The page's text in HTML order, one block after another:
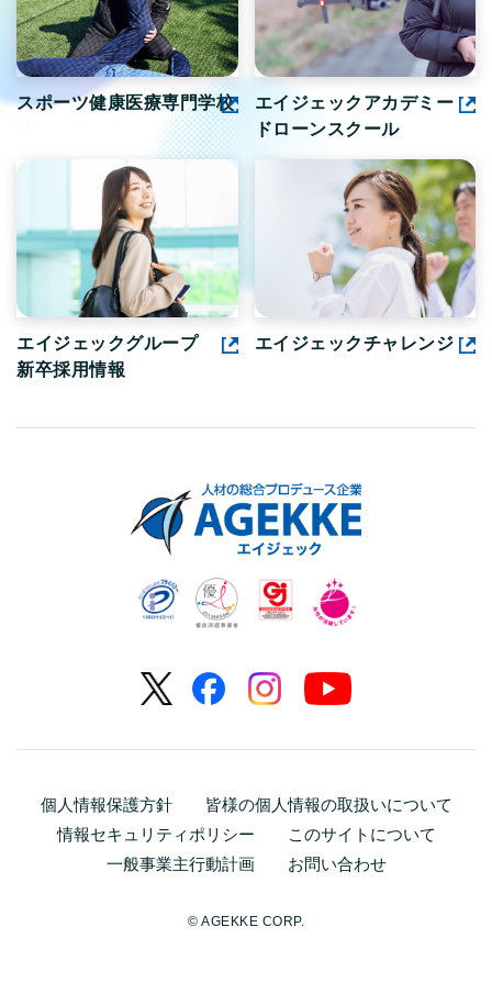
スポーツ健康医療専門学校
エイジェックアカデミー
ドローンスクール
エイジェックグループ
新卒採用情報
エイジェックチャレンジ
個人情報保護方針
皆様の個人情報の取扱いについて
情報セキュリティポリシー
このサイトについて
一般事業主行動計画
お問い合わせ
© AGEKKE CORP.